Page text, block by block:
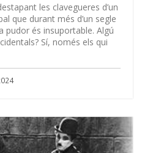
les clavegueres d’un
que durant més d’un segle
pudor és insuportable. Algú
Sí, només els qui